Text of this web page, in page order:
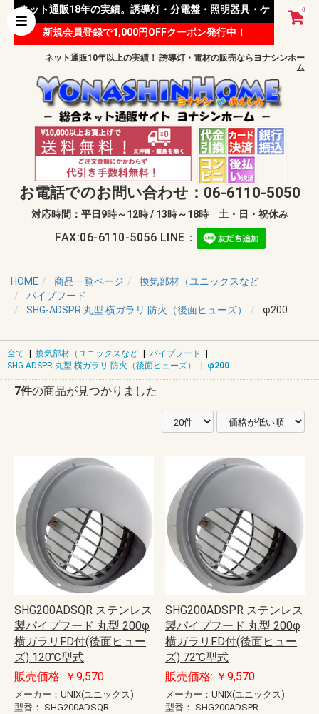
0
ネット通販18年の実績。誘導灯・分電盤・照明器具・ケ
ーブル等 様々な資材を取り扱っています。
新規会員登録で1,000円OFFクーポン発行中！
ネット通販10年以上の実績！ 誘導灯・電材の販売ならヨナシンホー
ム
お電話でのお問い合わせ：06-6110-5050
対応時間：平日9時～12時 / 13時～18時 土・日・祝休み
FAX:06-6110-5056 LINE：
HOME 商品一覧ページ
換気部材（ユニックスなど
パイプフード
SHG-ADSPR 丸型 横ガラリ 防火（後面ヒューズ）
φ200
全て | 換気部材（ユニックスなど | パイプフード |
SHG-ADSPR 丸型 横ガラリ 防火（後面ヒューズ）
| φ200
7件の商品が見つかりました
SHG200ADSQR ステンレス
製パイプフード 丸型 200φ
横ガラリFD付(後面ヒュー
ズ) 120℃型式
販売価格: ￥9,570
メーカー：UNIX(ユニックス)
型番： SHG200ADSQR
SHG200ADSPR ステンレス
製パイプフード 丸型 200φ
横ガラリFD付(後面ヒュー
ズ) 72℃型式
販売価格: ￥9,570
メーカー：UNIX(ユニックス)
型番： SHG200ADSPR